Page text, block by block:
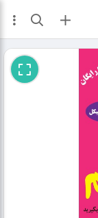
آگهی